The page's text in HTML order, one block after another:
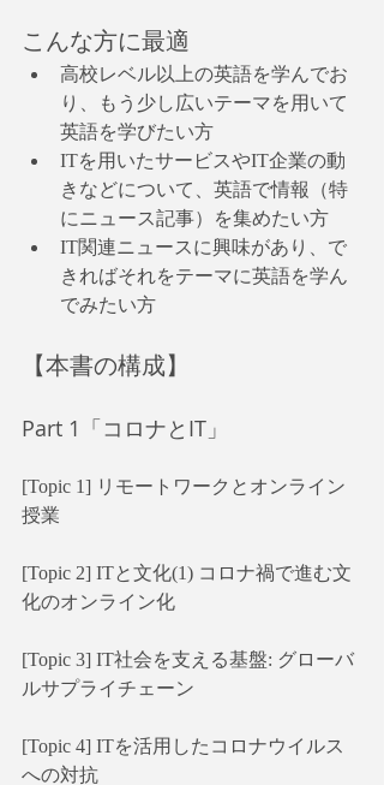
こんな方に最適
高校レベル以上の英語を学んでお
り、もう少し広いテーマを用いて
英語を学びたい方
ITを用いたサービスやIT企業の動
きなどについて、英語で情報（特
にニュース記事）を集めたい方
IT関連ニュースに興味があり、で
きればそれをテーマに英語を学ん
でみたい方
【本書の構成】
Part 1「コロナとIT」
[Topic 1] リモートワークとオンライン
授業
[Topic 2] ITと文化(1) コロナ禍で進む文
化のオンライン化
[Topic 3] IT社会を支える基盤: グローバ
ルサプライチェーン
[Topic 4] ITを活用したコロナウイルス
への対抗